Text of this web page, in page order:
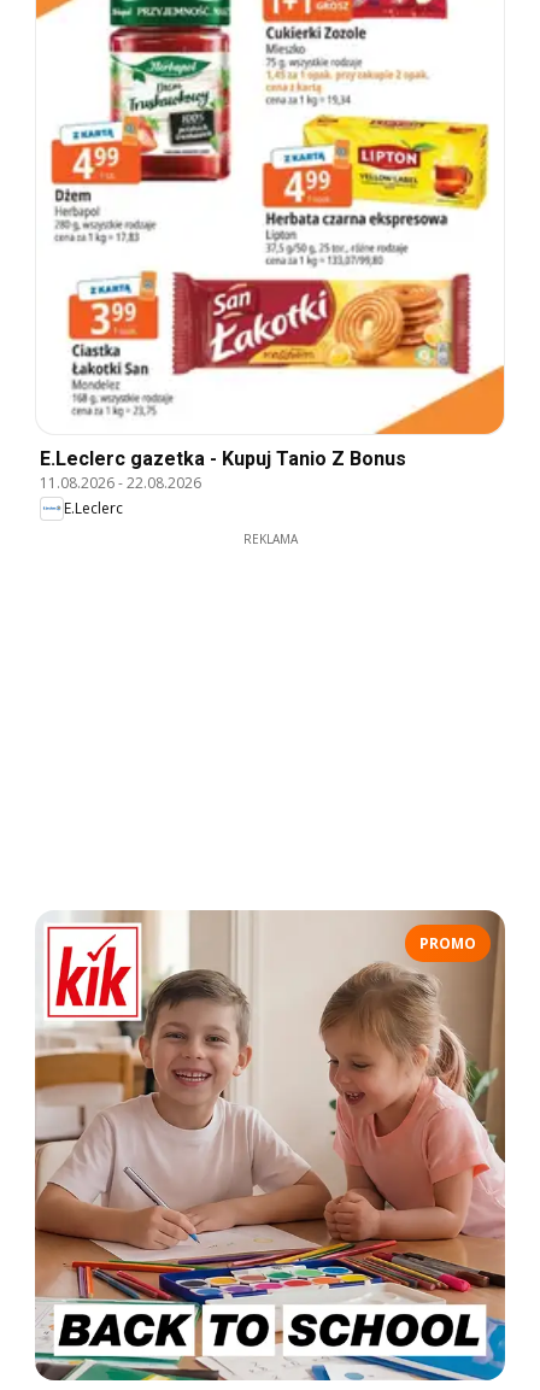
E.Leclerc gazetka - Kupuj Tanio Z Bonus
11.08.2026-22.08.2026
E.Leclerc
REKLAMA
PROMO